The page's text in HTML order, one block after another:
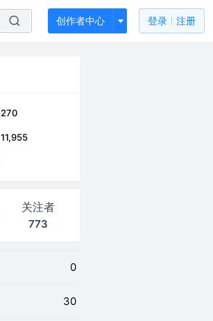
创作者中心 登录 注册
270
11,955
关注者
773
0
30